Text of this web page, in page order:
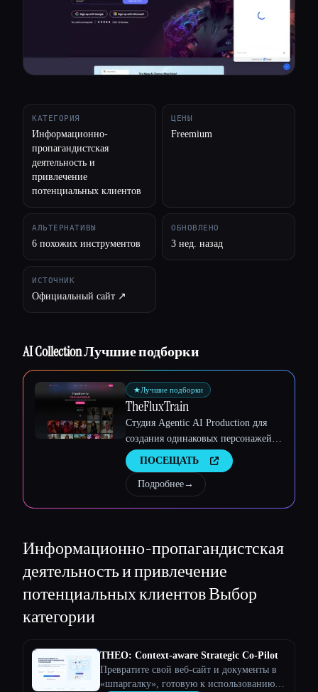
Esc
КАТЕГОРИЯ
Информационно-
пропагандистская
деятельность и
привлечение
потенциальных клиентов
ЦЕНЫ
Freemium
АЛЬТЕРНАТИВЫ
6 похожих инструментов
ОБНОВЛЕНО
3 нед. назад
ИСТОЧНИК
Официальный сайт ↗︎
AI Collection Лучшие подборки
★Лучшие подборки
TheFluxTrain
Студия Agentic AI Production для
создания одинаковых персонажей,
рабочих процессов и видео
ПОСЕЩАТЬ
Подробнее→
Информационно-пропагандистская
деятельность и привлечение
потенциальных клиентовВыбор
категории
THEO: Context-aware Strategic Co-Pilot
Превратите свой веб-сайт и документы в
«шпаргалку», готовую к использованию